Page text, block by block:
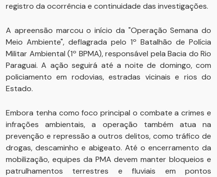
registro da ocorrência e continuidade das investigações.
A apreensão marcou o início da "Operação Semana do
Meio Ambiente", deflagrada pelo 1º Batalhão de Polícia
Militar Ambiental (1º BPMA), responsável pela Bacia do Rio
Paraguai. A ação seguirá até a noite de domingo, com
policiamento em rodovias, estradas vicinais e rios do
Estado.
Embora tenha como foco principal o combate a crimes e
infrações ambientais, a operação também atua na
prevenção e repressão a outros delitos, como tráfico de
drogas, descaminho e abigeato. Até o encerramento da
mobilização, equipes da PMA devem manter bloqueios e
patrulhamentos terrestres e fluviais em pontos